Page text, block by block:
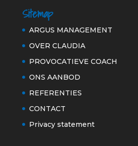
Sitemap
ARGUS MANAGEMENT
OVER CLAUDIA
PROVOCATIEVE COACH
ONS AANBOD
REFERENTIES
CONTACT
Privacy statement